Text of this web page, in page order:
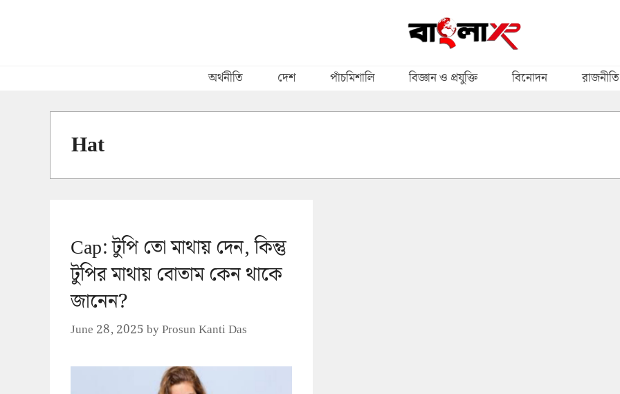
অর্থনীতি দেশ পাঁচমিশালি বিজ্ঞান ও প্রযুক্তি বিনোদন রাজনীতি
Hat
Cap: টুপি তো মাথায় দেন, কিন্তু
টুপির মাথায় বোতাম কেন থাকে
জানেন?
June 28, 2025byProsun Kanti Das